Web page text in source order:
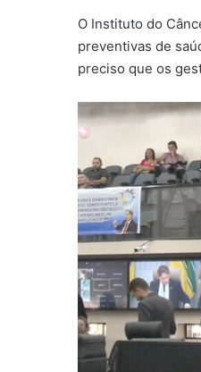
O Instituto do
preventivas de
preciso que os